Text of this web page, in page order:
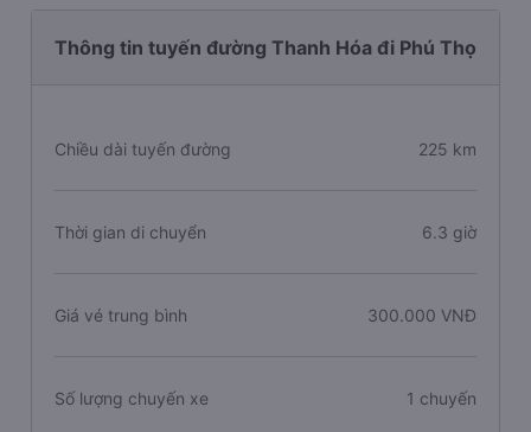
Thông tin tuyến đường Thanh Hóa đi Phú Thọ
Chiều dài tuyến đường 225 km
Thời gian di chuyển 6.3 giờ
Giá vé trung bình 300.000 VNĐ
Số lượng chuyến xe 1 chuyến